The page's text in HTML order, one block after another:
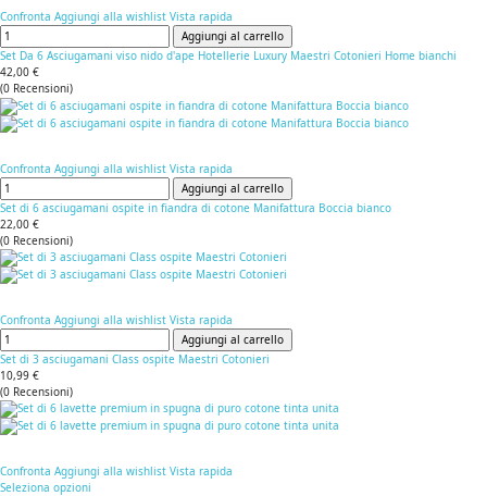
Confronta Aggiungi alla wishlist Vista rapida
Aggiungi al carrello
Set Da 6 Asciugamani viso nido d'ape Hotellerie Luxury Maestri Cotonieri Home bianchi
42,00 €
(0 Recensioni)
Confronta Aggiungi alla wishlist Vista rapida
Aggiungi al carrello
Set di 6 asciugamani ospite in fiandra di cotone Manifattura Boccia bianco
22,00 €
(0 Recensioni)
Confronta Aggiungi alla wishlist Vista rapida
Aggiungi al carrello
Set di 3 asciugamani Class ospite Maestri Cotonieri
10,99 €
(0 Recensioni)
Confronta Aggiungi alla wishlist Vista rapida
Seleziona opzioni